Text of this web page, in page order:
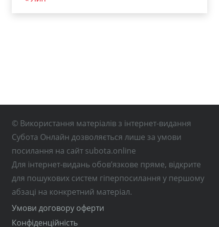
© Використання матеріалів з інтернет-видання
Субота Онлайн дозволяється лише за умови
посилання на сайт subota.online
Для інтернет-видань обов’язкове пряме, відкрите
для пошукових систем гіперпосилання у першому
абзаці на конкретний матеріал.
Умови договору оферти
Конфіденційність